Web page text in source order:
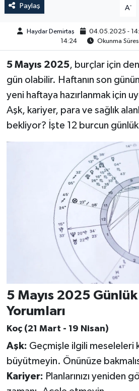
Paylaş A-
Haydar Demirtaş 04.05.2025 -
14:24
Okunma
5 Mayıs 2025, burçlar için
gün olabilir. Haftanın son
yeni haftaya hazırlanmak için
Aşk, kariyer, para ve sağlık
bekliyor? İşte 12 burcun
5 Mayıs 2025
Yorumları
Koç (21 Mart - 19 Nisan)
Aşk: Geçmişle ilgili meseleleri
büyütmeyin. Önünüze
Kariyer: Planlarınızı yeniden